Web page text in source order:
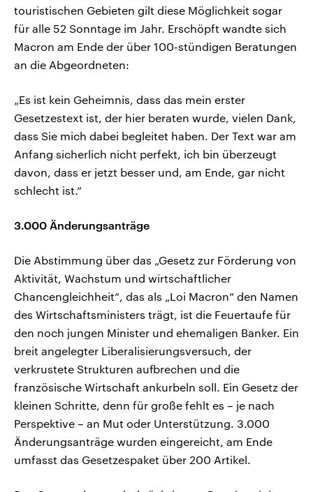
touristischen Gebieten gilt diese Möglichkeit sogar
für alle 52 Sonntage im Jahr. Erschöpft wandte sich
Macron am Ende der über 100-stündigen Beratungen
an die Abgeordneten:
„Es ist kein Geheimnis, dass das mein erster
Gesetzestext ist, der hier beraten wurde, vielen Dank,
dass Sie mich dabei begleitet haben. Der Text war am
Anfang sicherlich nicht perfekt, ich bin überzeugt
davon, dass er jetzt besser und, am Ende, gar nicht
schlecht ist.“
3.000 Änderungsanträge
Die Abstimmung über das „Gesetz zur Förderung von
Aktivität, Wachstum und wirtschaftlicher
Chancengleichheit“, das als „Loi Macron“ den Namen
des Wirtschaftsministers trägt, ist die Feuertaufe für
den noch jungen Minister und ehemaligen Banker. Ein
breit angelegter Liberalisierungsversuch, der
verkrustete Strukturen aufbrechen und die
französische Wirtschaft ankurbeln soll. Ein Gesetz der
kleinen Schritte, denn für große fehlt es – je nach
Perspektive – an Mut oder Unterstützung. 3.000
Änderungsanträge wurden eingereicht, am Ende
umfasst das Gesetzespaket über 200 Artikel.